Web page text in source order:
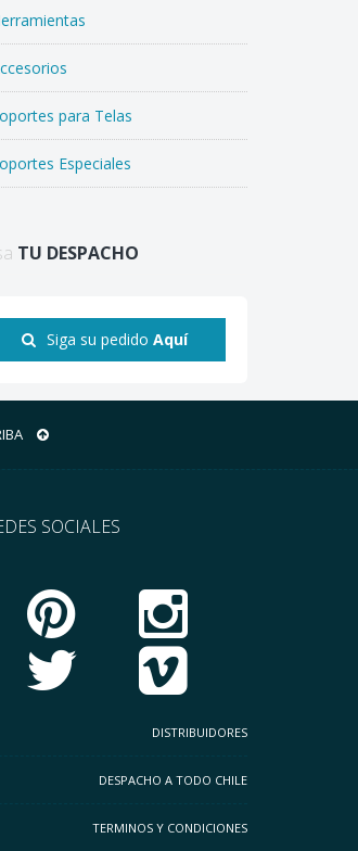
para Telas
Especiales
TU DESPACHO
Siga su pedidoAquí
SOCIALES
DISTRIBUIDORES
DESPACHO A TODO CHILE
TERMINOS Y CONDICIONES